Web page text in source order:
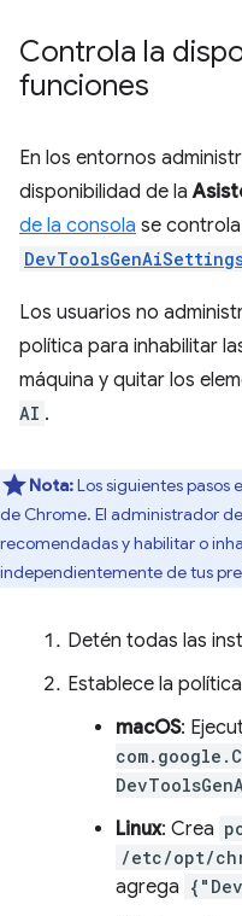
Controla la
funciones
En los entornos
disponibilidad de la
de la consola se
Los usuarios no
política para inhabilitar
máquina y quitar los
AI .
Nota:Los siguientes pasos
de Chrome. El administrador
recomendadas y habilitar o
independientemente de tus
Detén todas las
Establece la
macOS:
Linux: Crea
/etc/opt/
agrega